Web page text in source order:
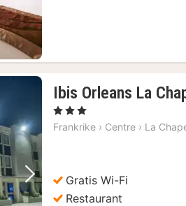
Neste bilde
Ibis Orleans La
, 3 Stjerner
Frankrike › Centre › La
Gratis Wi-Fi
Restaurant